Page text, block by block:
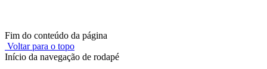
Fim do conteúdo da página
Voltar para o topo
Início da navegação de rodapé